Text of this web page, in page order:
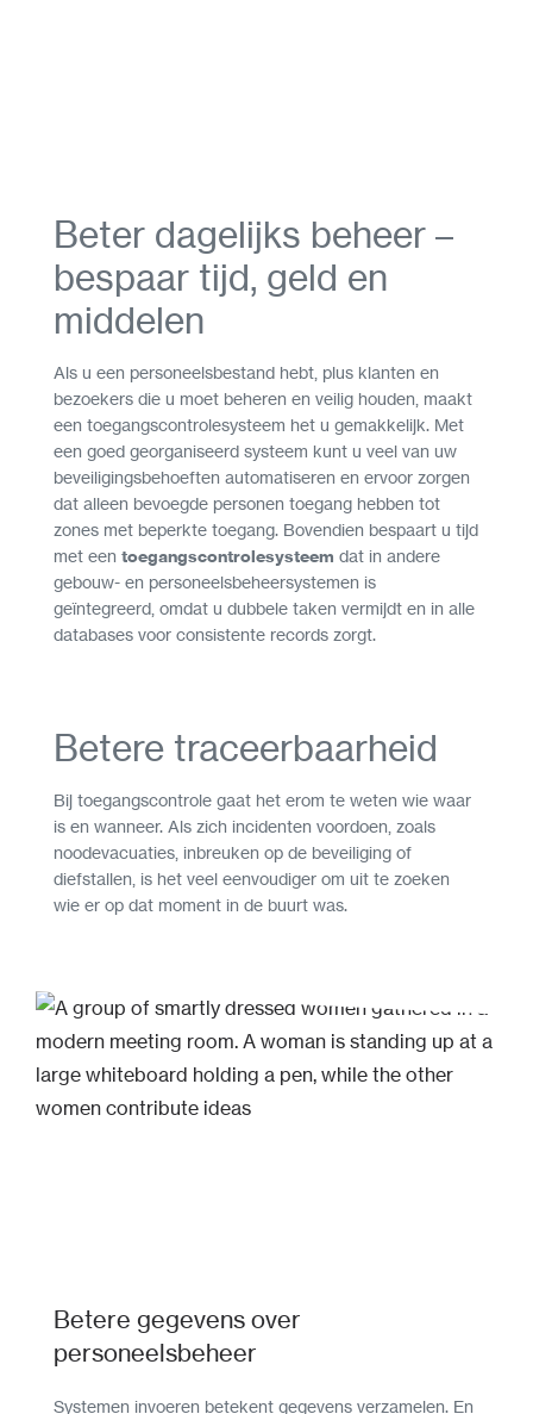
Beter dagelijks beheer –
bespaar tijd, geld en
middelen
Als u een personeelsbestand hebt, plus klanten en
bezoekers die u moet beheren en veilig houden, maakt
een toegangscontrolesysteem het u gemakkelijk. Met
een goed georganiseerd systeem kunt u veel van uw
beveiligingsbehoeften automatiseren en ervoor zorgen
dat alleen bevoegde personen toegang hebben tot
zones met beperkte toegang. Bovendien bespaart u tijd
met een toegangscontrolesysteem dat in andere
gebouw- en personeelsbeheersystemen is
geïntegreerd, omdat u dubbele taken vermijdt en in alle
databases voor consistente records zorgt.
Betere traceerbaarheid
Bij toegangscontrole gaat het erom te weten wie waar
is en wanneer. Als zich incidenten voordoen, zoals
noodevacuaties, inbreuken op de beveiliging of
diefstallen, is het veel eenvoudiger om uit te zoeken
wie er op dat moment in de buurt was.
Betere gegevens over
personeelsbeheer
Systemen invoeren betekent gegevens verzamelen. En